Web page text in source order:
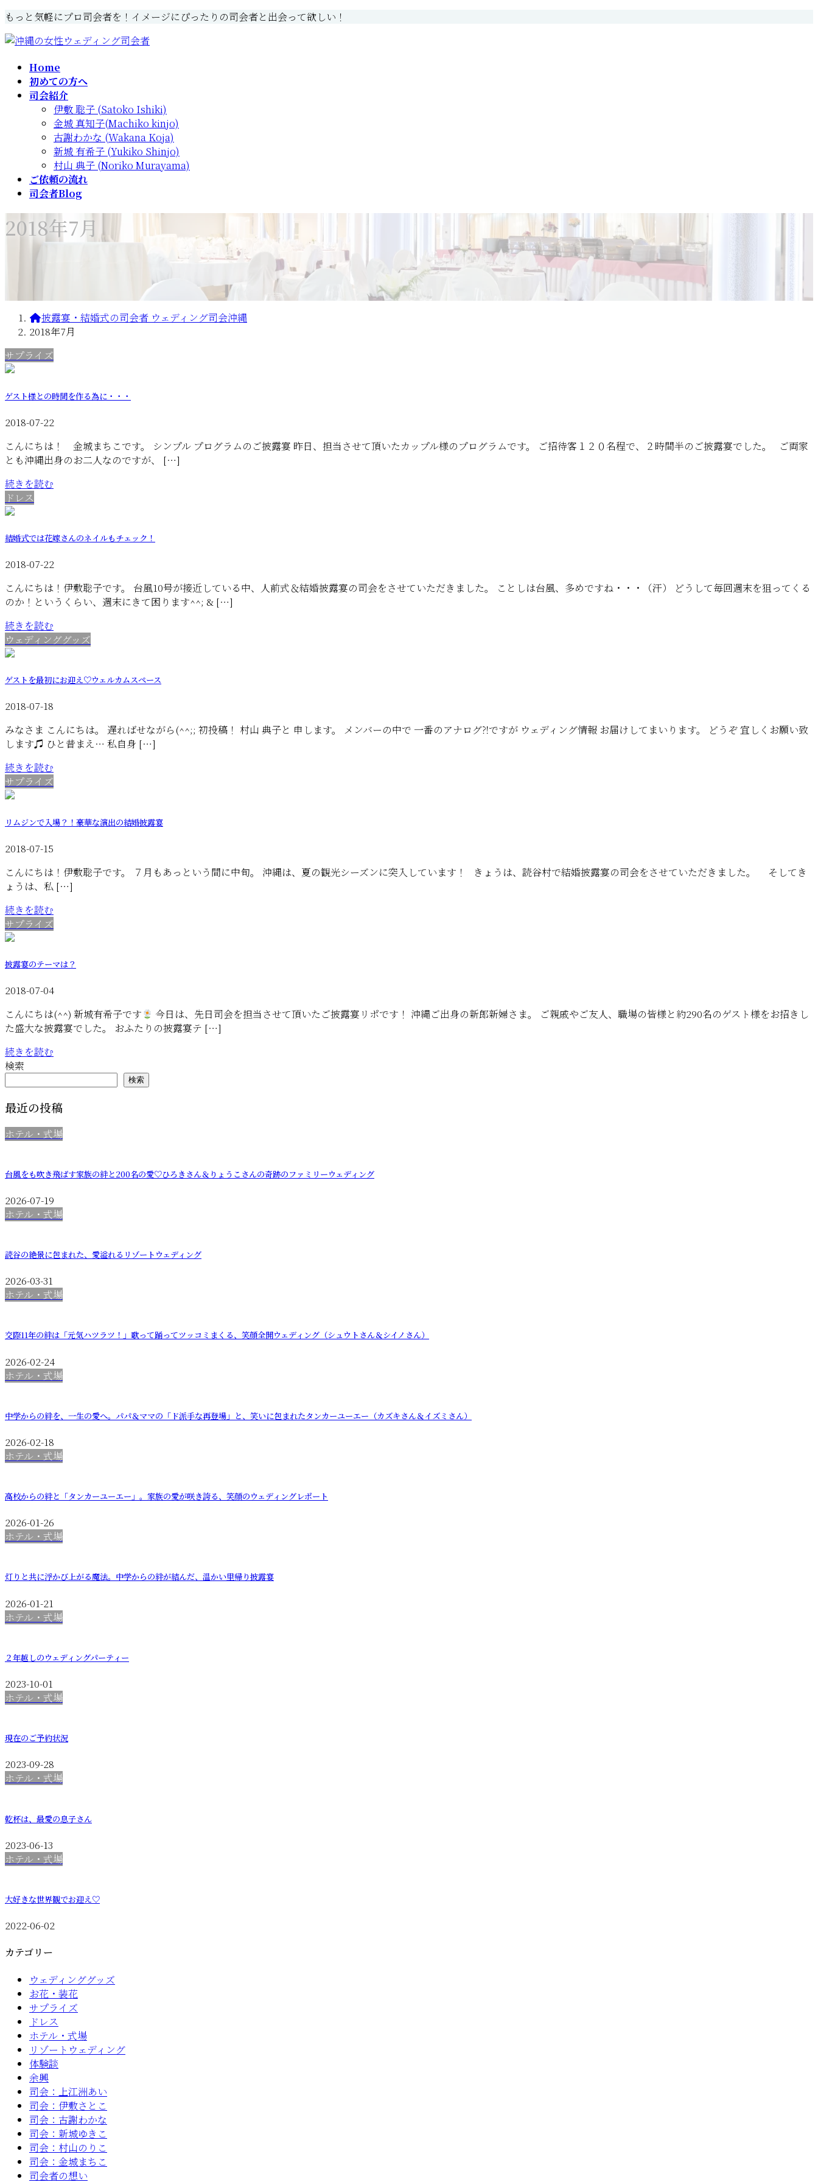
コ
ン
テ
ナ
ビ
ゲ
もっと気軽にプロ司会者を！イメージにぴったりの司会者と出会って欲しい！
Home
初めての方へ
司会紹介
伊敷 聡子 (Satoko Ishiki)
金城 真知子(Machiko kinjo)
古謝わかな (Wakana Koja)
新城 有希子 (Yukiko Shinjo)
村山 典子 (Noriko Murayama)
ご依頼の流れ
司会者Blog
2018年7月
披露宴・結婚式の司会者 ウェディング司会沖縄
2018年7月
サプライズ
ゲスト様との時間を作る為に・・・
2018-07-22
こんにちは！ 金城まちこです。 シンプル プログラムのご披露宴 昨日、担当させて頂いたカップル様のプログラムです。 ご招待客１２０名程で、２時間半のご披露宴でした。 ご両家
とも沖縄出身のお二人なのですが、 […]
続きを読む
ドレス
結婚式では花嫁さんのネイルもチェック！
2018-07-22
こんにちは！伊敷聡子です。 台風10号が接近している中、人前式＆結婚披露宴の司会をさせていただきました。 ことしは台風、多めですね・・・（汗） どうして毎回週末を狙ってくる
のか！というくらい、週末にきて困ります^^; & […]
続きを読む
ウェディンググッズ
ゲストを最初にお迎え♡ウェルカムスペース
2018-07-18
みなさま こんにちは。 遅ればせながら(^^;; 初投稿！ 村山 典子と 申します。 メンバーの中で 一番のアナログ⁈ですが ウェディング情報 お届けしてまいります。 どうぞ 宜しくお願い致
します♫ ひと昔まえ… 私自身 […]
続きを読む
サプライズ
リムジンで入場？！豪華な演出の結婚披露宴
2018-07-15
こんにちは！伊敷聡子です。 ７月もあっという間に中旬。 沖縄は、夏の観光シーズンに突入しています！ きょうは、読谷村で結婚披露宴の司会をさせていただきました。 そしてき
ょうは、私 […]
続きを読む
サプライズ
披露宴のテーマは？
2018-07-04
こんにちは(^^) 新城有希子です
今日は、先日司会を担当させて頂いたご披露宴リポです！ 沖縄ご出身の新郎新婦さま。 ご親戚やご友人、職場の皆様と約290名のゲスト様をお招きし
た盛大な披露宴でした。 おふたりの披露宴テ […]
続きを読む
検索
検索
最近の投稿
ホテル・式場
台風をも吹き飛ばす家族の絆と200名の愛♡ひろきさん＆りょうこさんの奇跡のファミリーウェディング
2026-07-19
ホテル・式場
読谷の絶景に包まれた、愛溢れるリゾートウェディング
2026-03-31
ホテル・式場
交際11年の絆は「元気ハツラツ！」歌って踊ってツッコミまくる、笑顔全開ウェディング（シュウトさん＆シイノさん）
2026-02-24
ホテル・式場
中学からの絆を、一生の愛へ。パパ＆ママの「ド派手な再登場」と、笑いに包まれたタンカーユーエー（カズキさん＆イズミさん）
2026-02-18
ホテル・式場
高校からの絆と「タンカーユーエー」。家族の愛が咲き誇る、笑顔のウェディングレポート
2026-01-26
ホテル・式場
灯りと共に浮かび上がる魔法。中学からの絆が結んだ、温かい里帰り披露宴
2026-01-21
ホテル・式場
２年越しのウェディングパーティー
2023-10-01
ホテル・式場
現在のご予約状況
2023-09-28
ホテル・式場
乾杯は、最愛の息子さん
2023-06-13
ホテル・式場
大好きな世界観でお迎え♡
2022-06-02
カテゴリー
ウェディンググッズ
お花・装花
サプライズ
ドレス
ホテル・式場
リゾートウェディング
体験談
余興
司会：上江洲あい
司会：伊敷さとこ
司会：古謝わかな
司会：新城ゆきこ
司会：村山のりこ
司会：金城まちこ
司会者の想い